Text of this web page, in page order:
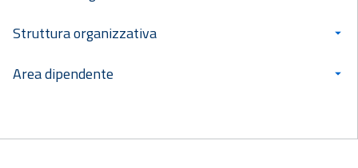
Struttura organizzativa
Area dipendente